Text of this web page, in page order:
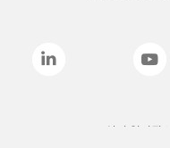
상기 열거된